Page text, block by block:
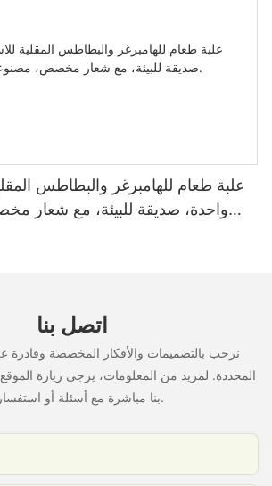
علبة طعام للهامبرغر والبطاطس
واحدة، صديقة للبيئة، مع شعار
اتصل بنا
نرحب بالتصميمات والأفكار المخصصة وقادرة
المحددة. لمزيد من المعلومات، يرجى زيارة الموقع
بنا مباشرة مع أسئلة أو استفسارات.